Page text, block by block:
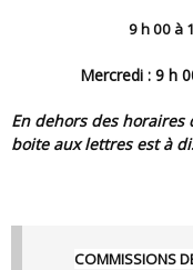
9 h 00
Mercredi : 9 h
En dehors des horaires d’ouverture au public, si besoin, une
boite aux lettres est à
COMMISSIONS DES COMPÉTITIONS – DE DISCIPLINE –